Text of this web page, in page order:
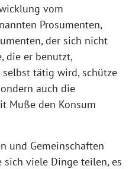
vom
Prosumenten,
der sich nicht
die er benutzt,
tätig wird, schütze
auch die
Muße den Konsum
und Gemeinschaften
sich viele Dinge teilen, es